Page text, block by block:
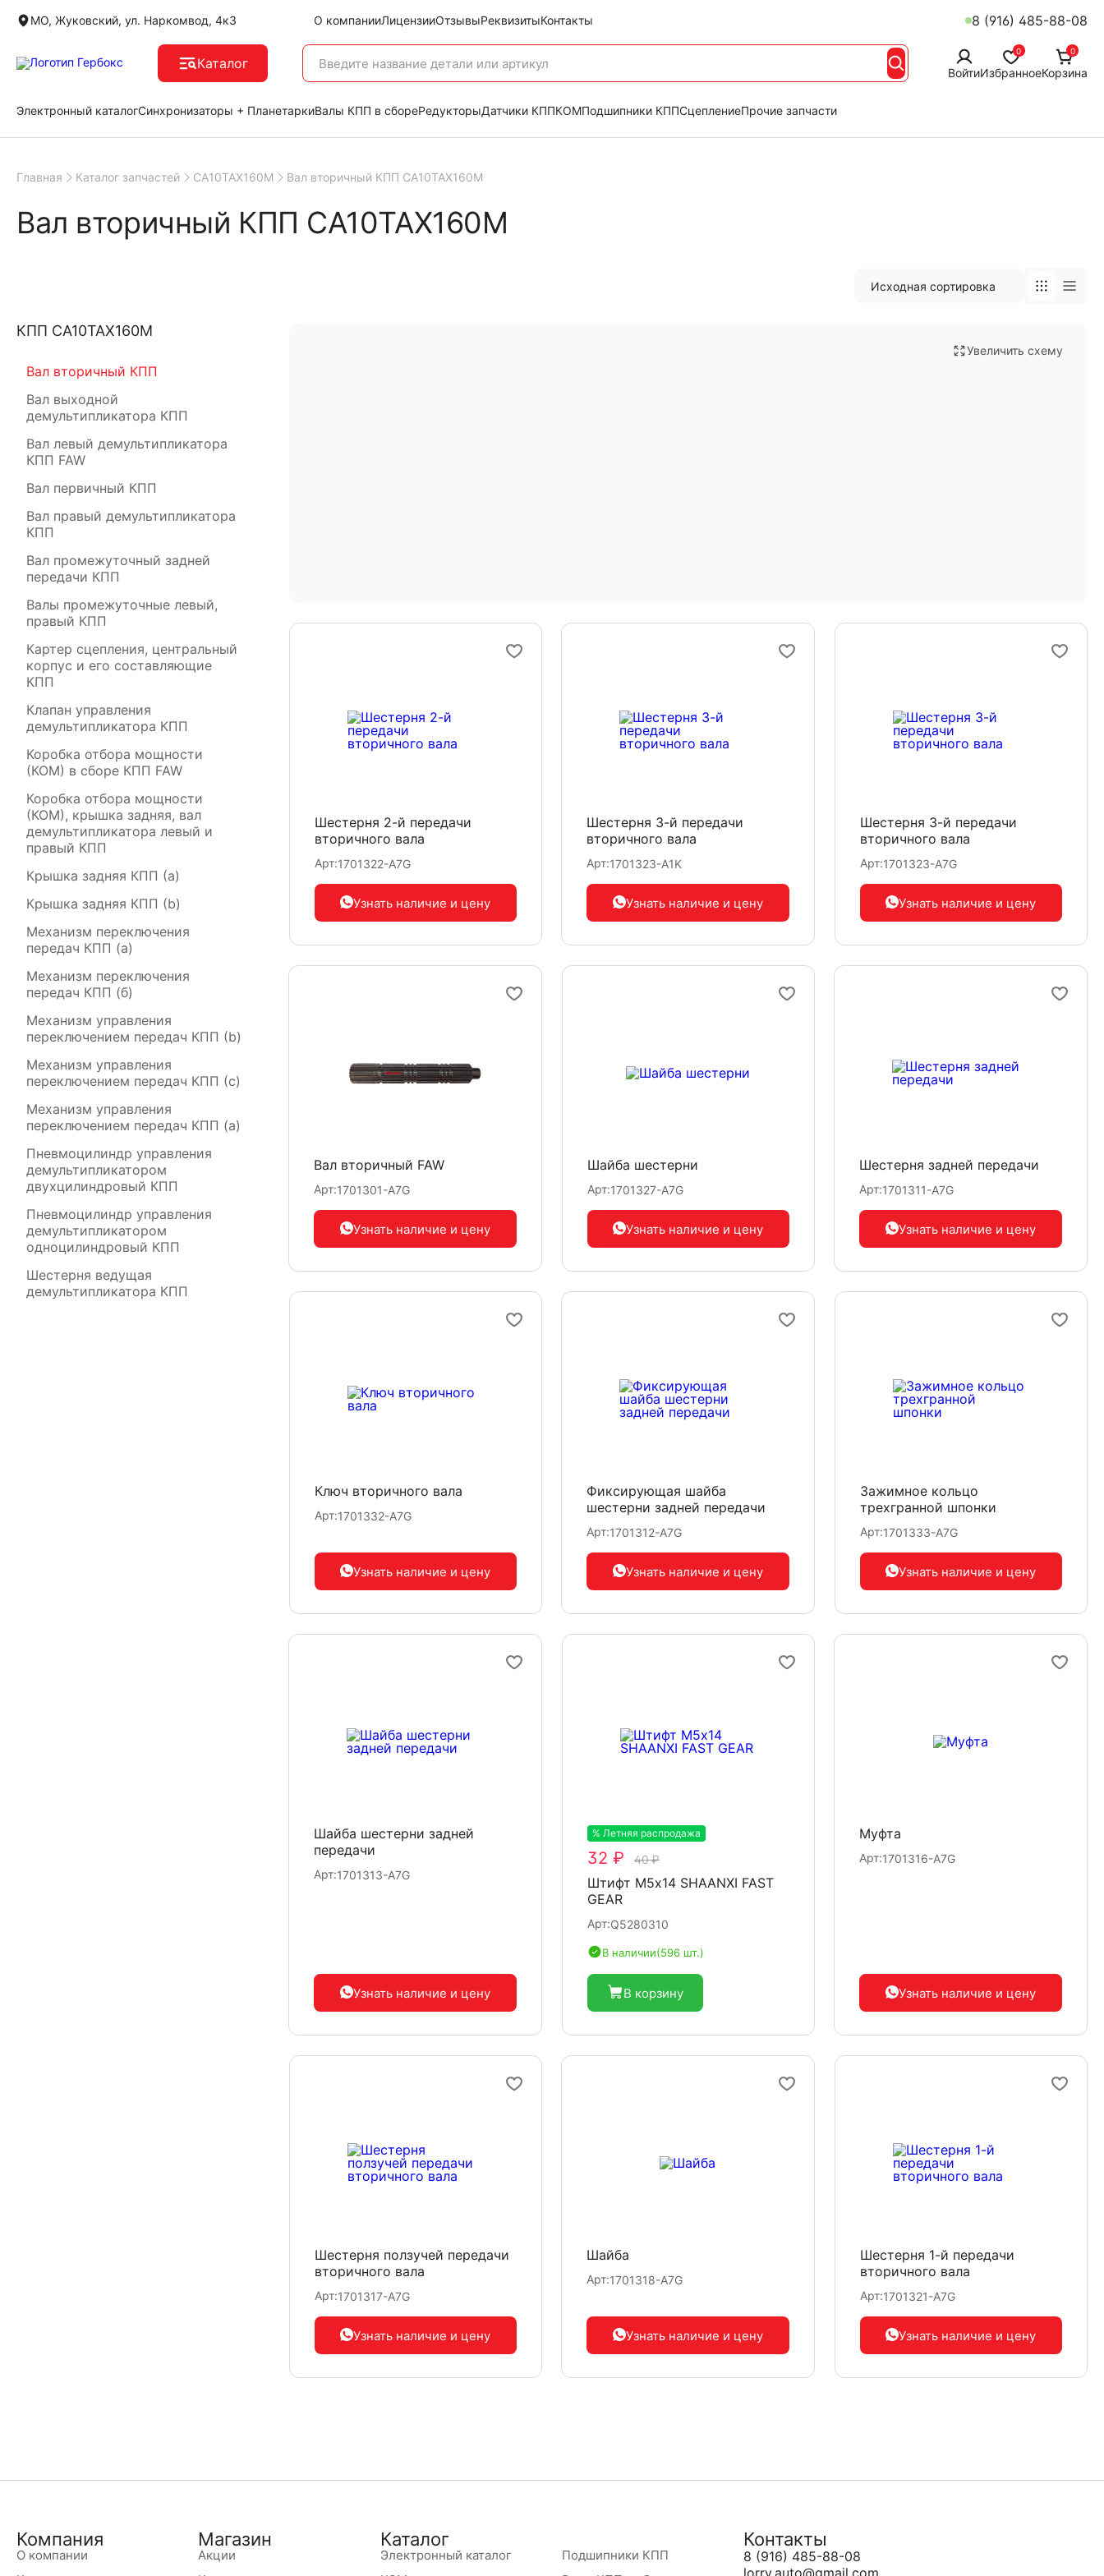
МО, Жуковский, ул. Наркомвод, 4к3 О компанииЛицензииОтзывыРеквизитыКонтакты 8 (916) 485-88-08
Каталог
Войти
0
Избранное
0
Корзина
Электронный каталогСинхронизаторы + ПланетаркиВалы КПП в сбореРедукторыДатчики КППКОМПодшипники КППСцеплениеПрочие запчасти
Главная Каталог запчастей CA10TAX160M Вал вторичный КПП CA10TAX160M
Вал вторичный КПП CA10TAX160M
КПП CA10TAX160M
Вал вторичный КПП
Вал выходной
демультипликатора КПП
Вал левый демультипликатора
КПП FAW
Вал первичный КПП
Вал правый демультипликатора
КПП
Вал промежуточный задней
передачи КПП
Валы промежуточные левый,
правый КПП
Картер сцепления, центральный
корпус и его составляющие
КПП
Клапан управления
демультипликатора КПП
Коробка отбора мощности
(КОМ) в сборе КПП FAW
Коробка отбора мощности
(КОМ), крышка задняя, вал
демультипликатора левый и
правый КПП
Крышка задняя КПП (a)
Крышка задняя КПП (b)
Механизм переключения
передач КПП (а)
Механизм переключения
передач КПП (б)
Механизм управления
переключением передач КПП (b)
Механизм управления
переключением передач КПП (c)
Механизм управления
переключением передач КПП (а)
Пневмоцилиндр управления
демультипликатором
двухцилиндровый КПП
Пневмоцилиндр управления
демультипликатором
одноцилиндровый КПП
Шестерня ведущая
демультипликатора КПП
Увеличить схему
Шестерня 2-й передачи
вторичного вала
Арт:1701322-A7G
Узнать наличие и цену
Шестерня 3-й передачи
вторичного вала
Арт:1701323-A1K
Узнать наличие и цену
Шестерня 3-й передачи
вторичного вала
Арт:1701323-A7G
Узнать наличие и цену
Вал вторичный FAW
Арт:1701301-A7G
Узнать наличие и цену
Шайба шестерни
Арт:1701327-A7G
Узнать наличие и цену
Шестерня задней передачи
Арт:1701311-A7G
Узнать наличие и цену
Ключ вторичного вала
Арт:1701332-A7G
Узнать наличие и цену
Фиксирующая шайба
шестерни задней передачи
Арт:1701312-A7G
Узнать наличие и цену
Зажимное кольцо
трехгранной шпонки
Арт:1701333-A7G
Узнать наличие и цену
Шайба шестерни задней
передачи
Арт:1701313-A7G
Узнать наличие и цену
% Летняя распродажа
32 ₽ 40 ₽
Штифт М5х14 SHAANXI FAST
GEAR
Арт:Q5280310
В наличии(596 шт.)
В корзину
Муфта
Арт:1701316-A7G
Узнать наличие и цену
Шестерня ползучей передачи
вторичного вала
Арт:1701317-A7G
Узнать наличие и цену
Шайба
Арт:1701318-A7G
Узнать наличие и цену
Шестерня 1-й передачи
вторичного вала
Арт:1701321-A7G
Узнать наличие и цену
Компания
О компании
Магазин
Акции
Каталог
Электронный каталог
Подшипники КПП
Контакты
8 (916) 485-88-08
lorry.auto@gmail.com